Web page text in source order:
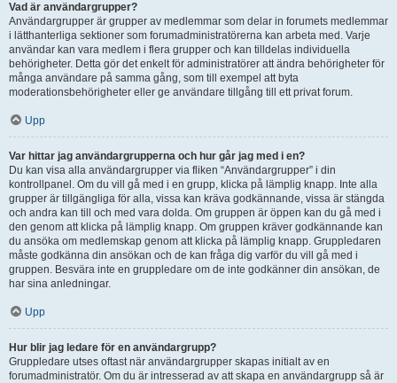
Vad är användargrupper?
Användargrupper är grupper av medlemmar som delar in forumets medlemmar
i lätthanterliga sektioner som forumadministratörerna kan arbeta med. Varje
användar kan vara medlem i flera grupper och kan tilldelas individuella
behörigheter. Detta gör det enkelt för administratörer att ändra behörigheter för
många användare på samma gång, som till exempel att byta
moderationsbehörigheter eller ge användare tillgång till ett privat forum.
Upp
Var hittar jag användargrupperna och hur går jag med i en?
Du kan visa alla användargrupper via fliken “Användargrupper” i din
kontrollpanel. Om du vill gå med i en grupp, klicka på lämplig knapp. Inte alla
grupper är tillgängliga för alla, vissa kan kräva godkännande, vissa är stängda
och andra kan till och med vara dolda. Om gruppen är öppen kan du gå med i
den genom att klicka på lämplig knapp. Om gruppen kräver godkännande kan
du ansöka om medlemskap genom att klicka på lämplig knapp. Gruppledaren
måste godkänna din ansökan och de kan fråga dig varför du vill gå med i
gruppen. Besvära inte en gruppledare om de inte godkänner din ansökan, de
har sina anledningar.
Upp
Hur blir jag ledare för en användargrupp?
Gruppledare utses oftast när användargrupper skapas initialt av en
forumadministratör. Om du är intresserad av att skapa en användargrupp så är